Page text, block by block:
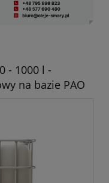
- 1000 l -
na bazie PAO